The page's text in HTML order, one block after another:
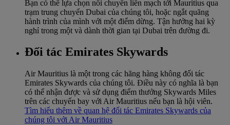
Bạn có thể lựa chọn nối chuyến liền mạch tới Mauritius qua
trạm trung chuyển Dubai của chúng tôi, hoặc ngắt quãng
hành trình của mình với một điểm dừng. Tận hưởng hai kỳ
nghỉ trong một và dành thời gian tại Dubai trên đường đi.
Đối tác Emirates Skywards
Air Mauritius là một trong các hãng hàng không đối tác
Emirates Skywards của chúng tôi. Điều này có nghĩa là bạn
có thể nhận được và sử dụng điểm thưởng Skywards Miles
trên các chuyến bay với Air Mauritius nếu bạn là hội viên.
Tìm hiểu thêm về quan hệ đối tác Emirates Skywards của
chúng tôi với Air Mauritius